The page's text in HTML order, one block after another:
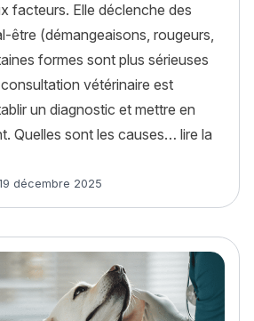
facteurs. Elle déclenche des
être (démangeaisons, rougeurs,
formes sont plus sérieuses
vétérinaire est
un diagnostic et mettre en
Quelles sont les causes… lire la
décembre 2025